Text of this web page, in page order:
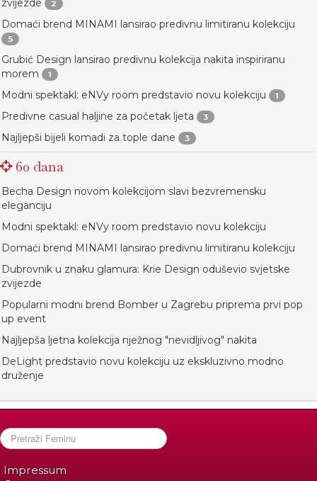
2
Domaći brend MINAMI lansirao predivnu limitiranu kolekciju
5
Grubić Design lansirao predivnu kolekcija nakita inspiriranu
morem
1
Modni spektakl: eNVy room predstavio novu kolekciju 1
Predivne casual haljine za početak ljeta 3
Najljepši bijeli komadi za tople dane 3
60 dana
Becha Design novom kolekcijom slavi bezvremensku
eleganciju
Modni spektakl: eNVy room predstavio novu kolekciju
Domaći brend MINAMI lansirao predivnu limitiranu kolekciju
Dubrovnik u znaku glamura: Krie Design oduševio svjetske
zvijezde
Popularni modni brend Bomber u Zagrebu priprema prvi pop
up event
Najljepša ljetna kolekcija nježnog "nevidljivog" nakita
DeLight predstavio novu kolekciju uz ekskluzivno modno
druženje
Impressum